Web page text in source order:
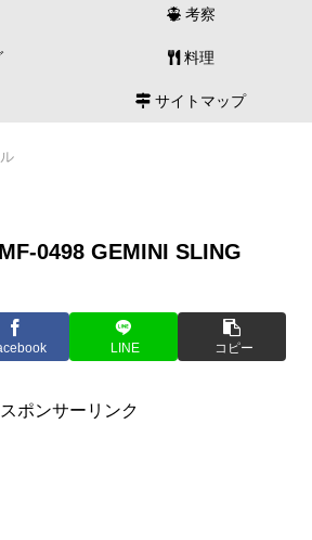
考察
料理
サイトマップ
0498 GEMINI SLING
LINE コピー
スポンサーリンク